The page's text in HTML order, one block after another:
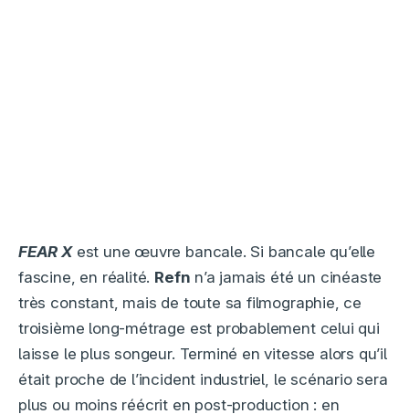
FEAR Xest une œuvre bancale. Si bancale qu’elle
fascine, en réalité. Refn n’a jamais été un cinéaste
très constant, mais de toute sa filmographie, ce
troisième long-métrage est probablement celui qui
laisse le plus songeur. Terminé en vitesse alors qu’il
était proche de l’incident industriel, le scénario sera
plus ou moins réécrit en post-production : en